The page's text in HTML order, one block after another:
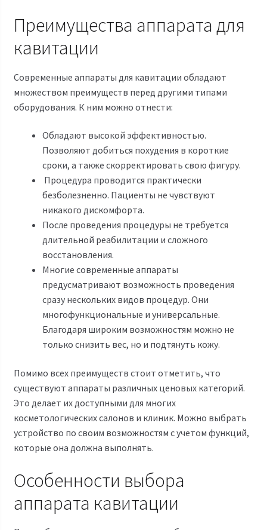
Преимущества аппарата для
кавитации
Современные аппараты для кавитации обладают
множеством преимуществ перед другими типами
оборудования. К ним можно отнести:
Обладают высокой эффективностью.
Позволяют добиться похудения в короткие
сроки, а также скорректировать свою фигуру.
Процедура проводится практически
безболезненно. Пациенты не чувствуют
никакого дискомфорта.
После проведения процедуры не требуется
длительной реабилитации и сложного
восстановления.
Многие современные аппараты
предусматривают возможность проведения
сразу нескольких видов процедур. Они
многофункциональные и универсальные.
Благодаря широким возможностям можно не
только снизить вес, но и подтянуть кожу.
Помимо всех преимуществ стоит отметить, что
существуют аппараты различных ценовых категорий.
Это делает их доступными для многих
косметологических салонов и клиник. Можно выбрать
устройство по своим возможностям с учетом функций,
которые она должна выполнять.
Особенности выбора
аппарата кавитации